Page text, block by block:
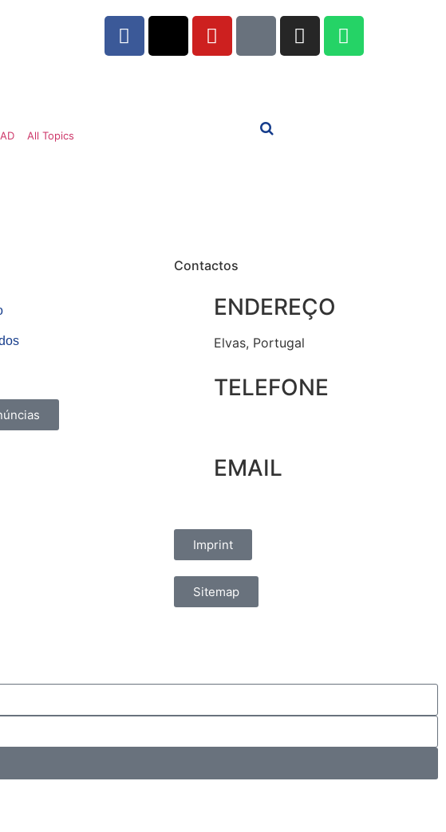
All Topics
Contactos
ENDEREÇO
Elvas, Portugal
TELEFONE
EMAIL
Imprint
Sitemap